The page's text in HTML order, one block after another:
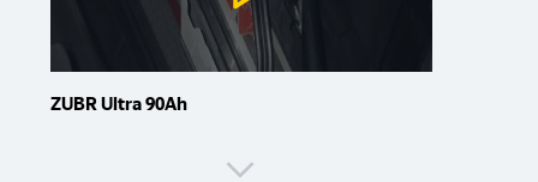
ZUBR Ultra 90Ah